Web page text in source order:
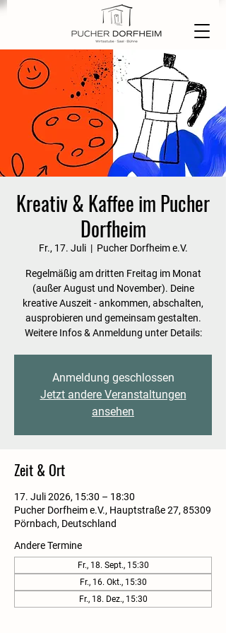
Kreativ & Kaffee im Pucher
Dorfheim
Fr., 17. Juli
  |
Pucher Dorfheim e.V.
Regelmäßig am dritten Freitag im Monat
(außer August und November). Deine
kreative Auszeit - ankommen, abschalten,
ausprobieren und gemeinsam gestalten.
Weitere Infos & Anmeldung unter Details:
Anmeldung geschlossen
Jetzt andere Veranstaltungen
ansehen
Zeit & Ort
17. Juli 2026, 15:30 – 18:30
Pucher Dorfheim e.V., Hauptstraße 27, 85309
Pörnbach, Deutschland
Andere Termine
Fr., 18. Sept., 15:30
Fr., 16. Okt., 15:30
Fr., 18. Dez., 15:30